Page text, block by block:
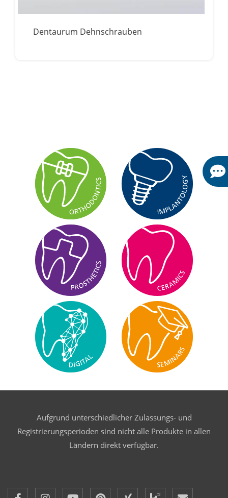
Dentaurum Dehnschrauben
Aufgrund unterschiedlicher Zulassungs- und
Registrierungsperioden sind nicht alle Produkte in allen
Ländern direkt verfügbar.